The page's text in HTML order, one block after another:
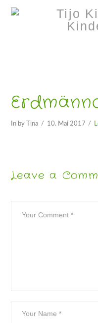
In by Tina 10. Mai 2017
Leave a